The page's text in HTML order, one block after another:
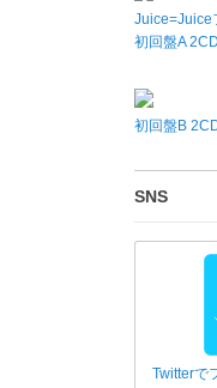
Juice=Juice
初回盤A
初回盤B
SNS
Twitterで